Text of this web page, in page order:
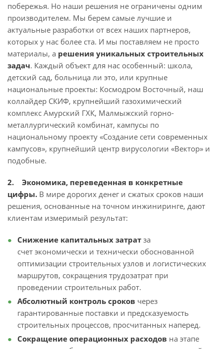
побережья. Но наши решения не ограничены одним
производителем. Мы берем самые лучшие и
актуальные разработки от всех наших партнеров,
которых у нас более ста. И мы поставляем не просто
материалы, а решения уникальных строительных
задач. Каждый объект для нас особенный: школа,
детский сад, больница ли это, или крупные
национальные проекты: Космодром Восточный, наш
коллайдер СКИФ, крупнейший газохимический
комплекс Амурский ГХК, Малмыжский горно-
металлургический комбинат, кампусы по
национальному проекту «Создание сети современных
кампусов», крупнейший центр вирусологии «Вектор» и
подобные.
2. Экономика, переведенная в конкретные
цифры. В мире дорогих денег и сжатых сроков наши
решения, основанные на точном инжиниринге, дают
клиентам измеримый результат:
Снижение капитальных затрат за
счет экономически и технически обоснованной
оптимизации строительных узлов и логистических
маршрутов, сокращения трудозатрат при
проведении строительных работ.
Абсолютный контроль сроков через
гарантированные поставки и предсказуемость
строительных процессов, просчитанных наперед.
Сокращение операционных расходов на этапе